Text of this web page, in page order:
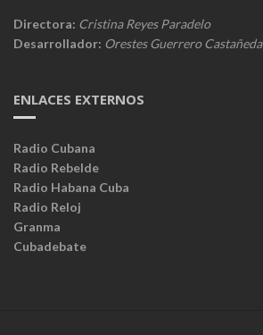
Directora: Cristina Reyes Paradelo
Desarrollador: Orestes Guerrero Castañeda
ENLACES EXTERNOS
Radio Cubana
Radio Rebelde
Radio Habana Cuba
Radio Reloj
Granma
Cubadebate